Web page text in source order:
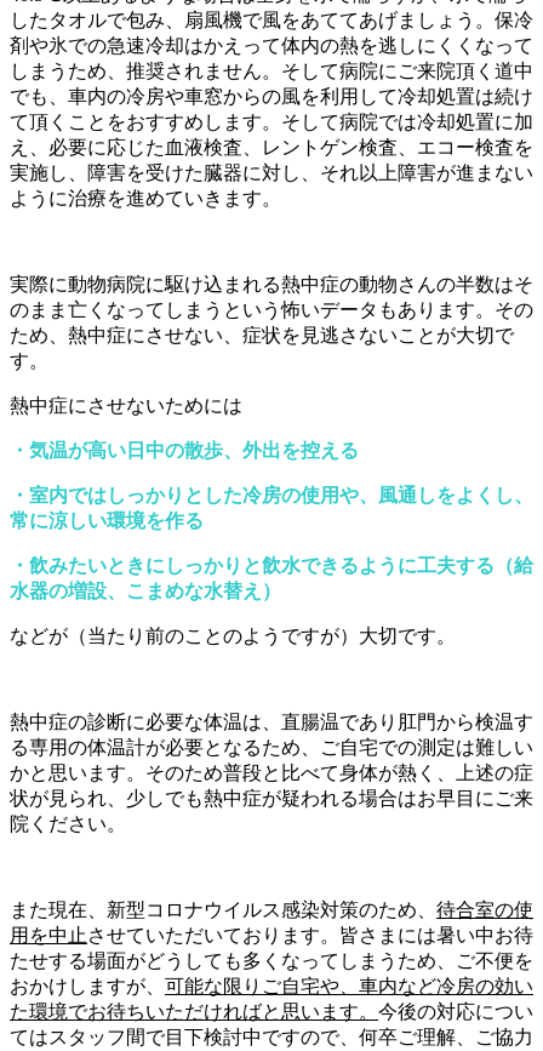
したタオルで包み、扇風機で風をあててあげましょう。保冷
剤や氷での急速冷却はかえって体内の熱を逃しにくくなって
しまうため、推奨されません。そして病院にご来院頂く道中
でも、車内の冷房や車窓からの風を利用して冷却処置は続け
て頂くことをおすすめします。そして病院では冷却処置に加
え、必要に応じた血液検査、レントゲン検査、エコー検査を
実施し、障害を受けた臓器に対し、それ以上障害が進まない
ように治療を進めていきます。
実際に動物病院に駆け込まれる熱中症の動物さんの半数はそ
のまま亡くなってしまうという怖いデータもあります。その
ため、熱中症にさせない、症状を見逃さないことが大切で
す。
熱中症にさせないためには
・気温が高い日中の散歩、外出を控える
・室内ではしっかりとした冷房の使用や、風通しをよくし、
常に涼しい環境を作る
・飲みたいときにしっかりと飲水できるように工夫する（給
水器の増設、こまめな水替え）
などが（当たり前のことのようですが）大切です。
熱中症の診断に必要な体温は、直腸温であり肛門から検温す
る専用の体温計が必要となるため、ご自宅での測定は難しい
かと思います。そのため普段と比べて身体が熱く、上述の症
状が見られ、少しでも熱中症が疑われる場合はお早目にご来
院ください。
また現在、新型コロナウイルス感染対策のため、 待合室の使
用を中止 させていただいております。皆さまには暑い中お待
たせする場面がどうしても多くなってしまうため、ご不便を
おかけしますが、 可能な限りご自宅や、車内など冷房の効い
た環境でお待ちいただければと思います。 今後の対応につい
てはスタッフ間で目下検討中ですので、何卒ご理解、ご協力